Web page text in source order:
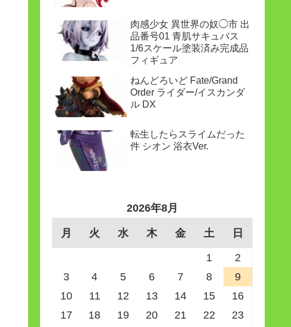
肉感少女 異世界の奴◯市 出
品番号01 青肌サキュバス
1/6スケール塗装済み完成品
フィギュア
ねんどろいど Fate/Grand
Order ライダー/イスカンダ
ル DX
転生したらスライムだった
件 シオン 浴衣Ver.
2026年8月
月 火 水 木 金 土 日
1
2
3
4 5 6 7 8
9
10
11 12 13 14 15
16
17
18 19 20 21 22
23